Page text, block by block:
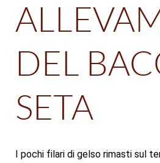
DEL
SETA
I pochi filari di gelso rimasti sul